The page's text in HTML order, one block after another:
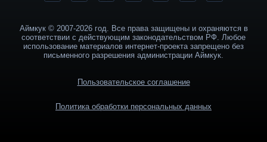
Аймкук © 2007-2026 год. Все права защищены и охраняются в
соответствии с действующим законодательством РФ. Любое
использование материалов интернет-проекта запрещено без
письменного разрешения администрации Аймкук.
Пользовательское соглашение
Политика обработки персональных данных